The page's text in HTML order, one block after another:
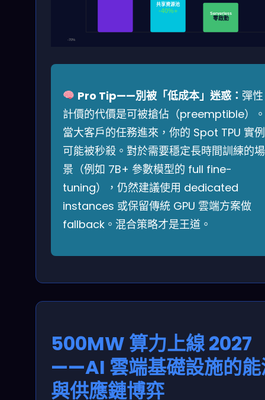
-70%
共享資源池
-40%+ Serverless
零啟動
Pro Tip——別被「低成本」迷惑： 彈性
計價的代價是可被搶佔（preemptible）。
當大客戶的任務進來，你的 Spot TPU 實例
可能被秒殺。對於需要穩定長時間訓練的場
景（例如 7B+ 參數模型的 full fine-
tuning），仍然建議使用 dedicated
instances 或保留傳統 GPU 雲端方案做
fallback。混合策略才是王道。
500MW 算力上線 2027
——AI 雲端基礎設施的能
與供應鏈博弈